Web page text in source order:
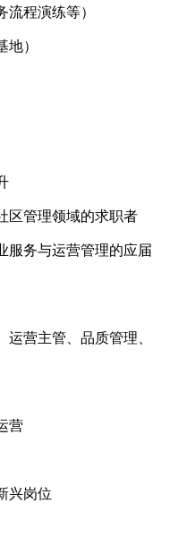
程演练等）
）
区管理领域的求职者
服务与运营管理的应届
营主管、品质管理、
营
兴岗位